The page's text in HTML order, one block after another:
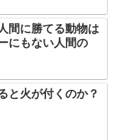
間に勝てる動物は
にもない人間の
と火が付くのか？